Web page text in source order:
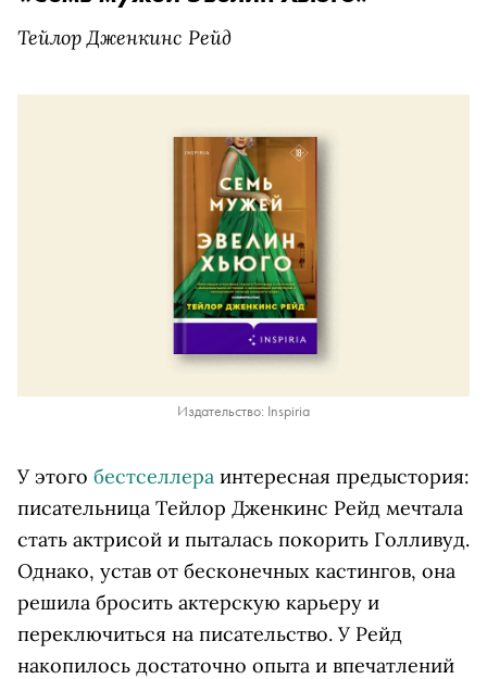
Тейлор Дженкинс Рейд
Издательство: Inspiria
У этого бестселлера интересная предыстория:
писательница Тейлор Дженкинс Рейд мечтала
стать актрисой и пыталась покорить Голливуд.
Однако, устав от бесконечных кастингов, она
решила бросить актерскую карьеру и
переключиться на писательство. У Рейд
накопилось достаточно опыта и впечатлений